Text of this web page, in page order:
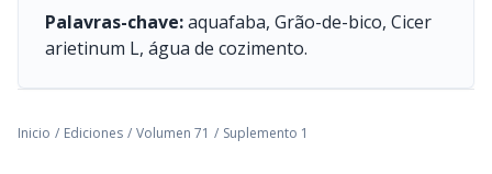
Palavras-chave:aquafaba, Grão-de-bico, Cicer
arietinum L, água de cozimento.
Inicio / Ediciones / Volumen 71 / Suplemento 1